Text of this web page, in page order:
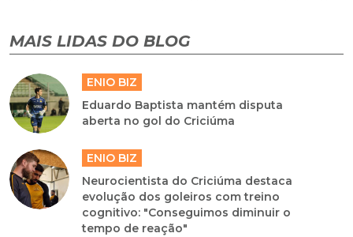
MAIS LIDAS DO BLOG
ENIO BIZ
Eduardo Baptista mantém disputa
aberta no gol do Criciúma
ENIO BIZ
Neurocientista do Criciúma destaca
evolução dos goleiros com treino
cognitivo: "Conseguimos diminuir o
tempo de reação"